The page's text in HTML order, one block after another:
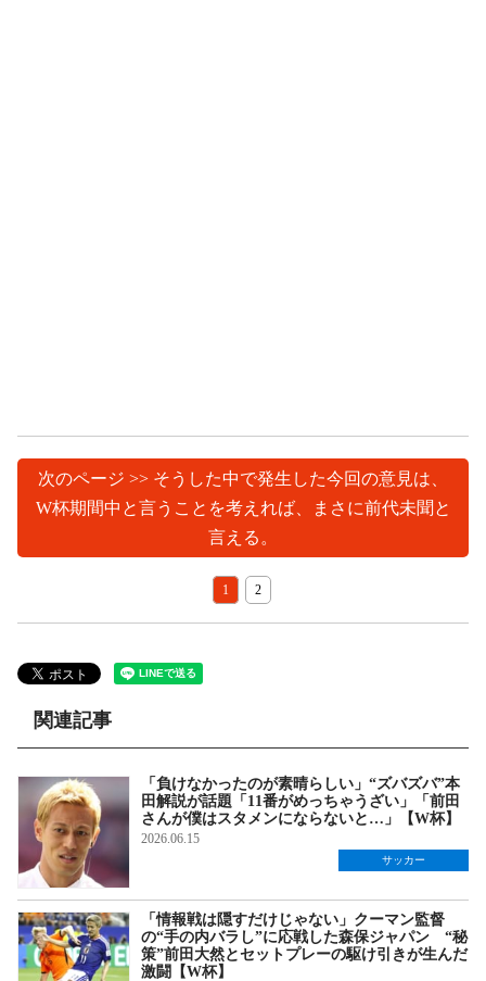
次のページ >> そうした中で発生した今回の意見は、
W杯期間中と言うことを考えれば、まさに前代未聞と
言える。
1 2
関連記事
「負けなかったのが素晴らしい」“ズバズバ”本
田解説が話題「11番がめっちゃうざい」「前田
さんが僕はスタメンにならないと…」【W杯】
2026.06.15
サッカー
「情報戦は隠すだけじゃない」クーマン監督
の“手の内バラし”に応戦した森保ジャパン “秘
策”前田大然とセットプレーの駆け引きが生んだ
激闘【W杯】